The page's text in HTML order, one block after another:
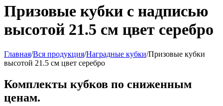
Призовые кубки с надписью
высотой 21.5 см цвет серебро
Главная/Вся продукция/Наградные кубки/Призовые кубки
высотой 21.5 см цвет серебро
Комплекты кубков по сниженным
ценам.